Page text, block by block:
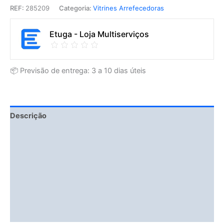
REF: 285209 Categoria: Vitrines Arrefecedoras
Etuga - Loja Multiserviços
📦 Previsão de entrega: 3 a 10 dias úteis
Descrição